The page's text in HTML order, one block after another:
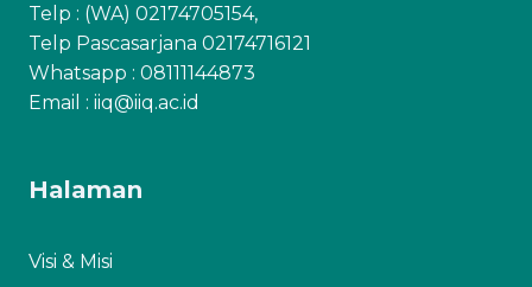
Telp : (WA) 02174705154,
Telp Pascasarjana 02174716121
Whatsapp : 08111144873
Email : iiq@iiq.ac.id
Halaman
Visi & Misi